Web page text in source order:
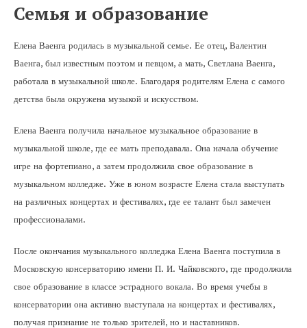
Семья и образование
Елена Ваенга родилась в музыкальной семье. Ее отец, Валентин
Ваенга, был известным поэтом и певцом, а мать, Светлана Ваенга,
работала в музыкальной школе. Благодаря родителям Елена с самого
детства была окружена музыкой и искусством.
Елена Ваенга получила начальное музыкальное образование в
музыкальной школе, где ее мать преподавала. Она начала обучение
игре на фортепиано, а затем продолжила свое образование в
музыкальном колледже. Уже в юном возрасте Елена стала выступать
на различных концертах и фестивалях, где ее талант был замечен
профессионалами.
После окончания музыкального колледжа Елена Ваенга поступила в
Московскую консерваторию имени П. И. Чайковского, где продолжила
свое образование в классе эстрадного вокала. Во время учебы в
консерватории она активно выступала на концертах и фестивалях,
получая признание не только зрителей, но и наставников.